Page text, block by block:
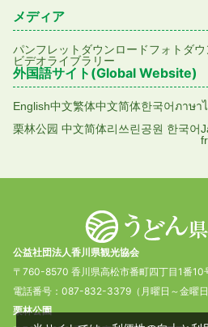
メディア
パンフレットダウンロードフォトダウ
ビデオライブラリー
外国語サイト(Global Website)
English中文繁体中文简体한국어ภาษา
栗林公园 中文简体리쓰린공원 한국어
公益社団法人香川県観光協会
〒760-8570 香川県高松市番町四丁目1番10
電話番号：087-832-3379（月曜日～金曜日
栗林公園